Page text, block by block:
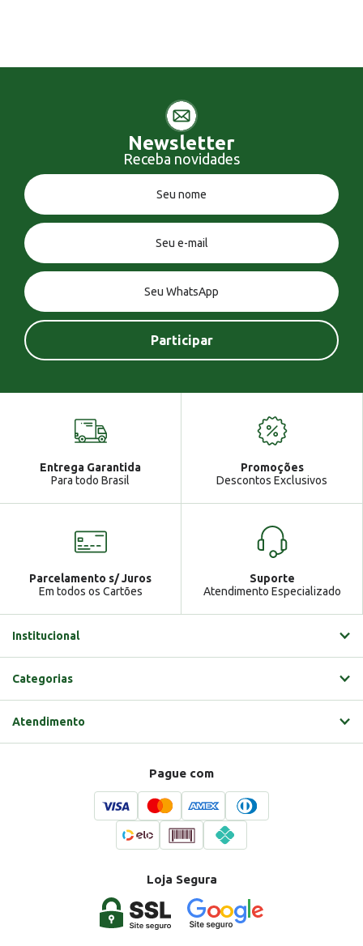
Newsletter
Receba novidades
Entrega Garantida
Para todo Brasil
Promoções
Descontos Exclusivos
Parcelamento s/ Juros
Em todos os Cartões
Suporte
Atendimento Especializado
Institucional
Categorias
Atendimento
Pague com
Loja Segura
Você tem uma mensagem!
Ga Atendimento
Gabrielle